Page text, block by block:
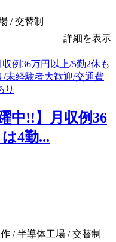
/ 交替制
詳細を表示
中!!】月収例36
4勤...
/ 半導体工場 / 交替制